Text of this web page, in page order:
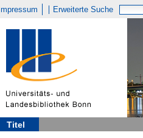
Impressum Erweiterte Suche
Titel